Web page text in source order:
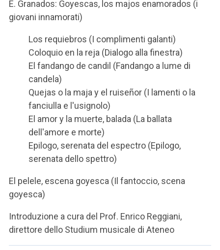
E. Granados: Goyescas, los majos enamorados (i
giovani innamorati)
Los requiebros (I complimenti galanti)
Coloquio en la reja (Dialogo alla finestra)
El fandango de candil (Fandango a lume di
candela)
Quejas o la maja y el ruiseñor (I lamenti o la
fanciulla e l'usignolo)
El amor y la muerte, balada (La ballata
dell'amore e morte)
Epilogo, serenata del espectro (Epilogo,
serenata dello spettro)
El pelele, escena goyesca (Il fantoccio, scena
goyesca)
Introduzione a cura del Prof. Enrico Reggiani,
direttore dello Studium musicale di Ateneo